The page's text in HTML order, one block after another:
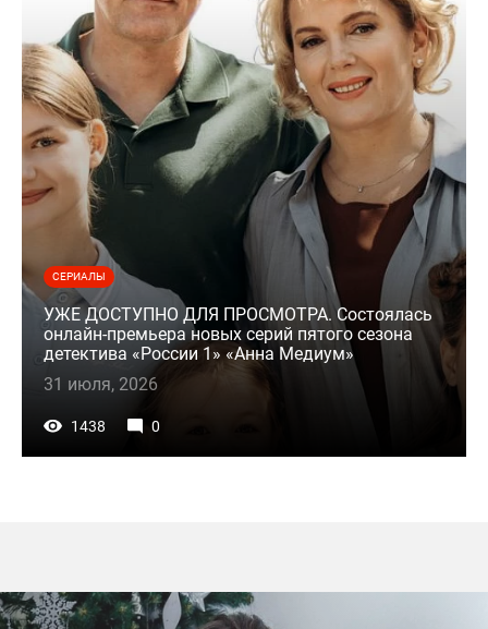
СЕРИАЛЫ
УЖЕ ДОСТУПНО ДЛЯ ПРОСМОТРА. Состоялась
онлайн-премьера новых серий пятого сезона
детектива «России 1» «Анна Медиум»
31 июля, 2026
1438 0